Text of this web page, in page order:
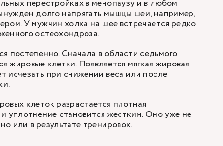
перестройках в менопаузу и в любом
долго напрягать мышцы шеи, например,
У мужчин холка на шее встречается редко
остеохондроза.
постепенно. Сначала в области седьмого
жировые клетки. Появляется мягкая жировая
исчезать при снижении веса или после
клеток разрастается плотная
уплотнение становится жестким. Оно уже не
или в результате тренировок.